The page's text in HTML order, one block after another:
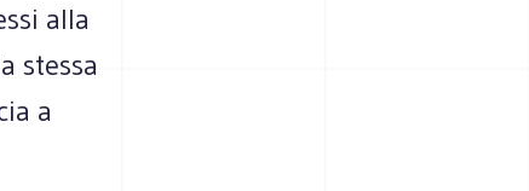
alla
stessa
a